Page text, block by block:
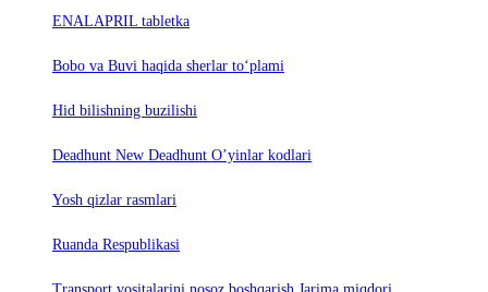
ENALAPRIL tabletka
Bobo va Buvi haqida sherlar to‘plami
Hid bilishning buzilishi
Deadhunt New Deadhunt O’yinlar kodlari
Yosh qizlar rasmlari
Ruanda Respublikasi
Trаnsport vositаlаrini nosoz boshqаrish Jаrimа miqdori